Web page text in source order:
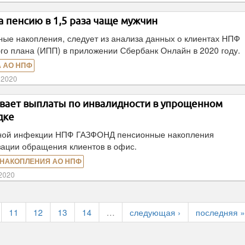
в 1,5 раза чаще мужчин
накопления, следует из анализа данных о клиентах НПФ
плана (ИПП) в приложении Сбербанк Онлайн в 2020 году.
АО НПФ
выплаты по инвалидности в упрощенном
инфекции НПФ ГАЗФОНД пенсионные накопления
обращения клиентов в офис.
АО НПФ
11 12 13 14 … следующая › последняя »